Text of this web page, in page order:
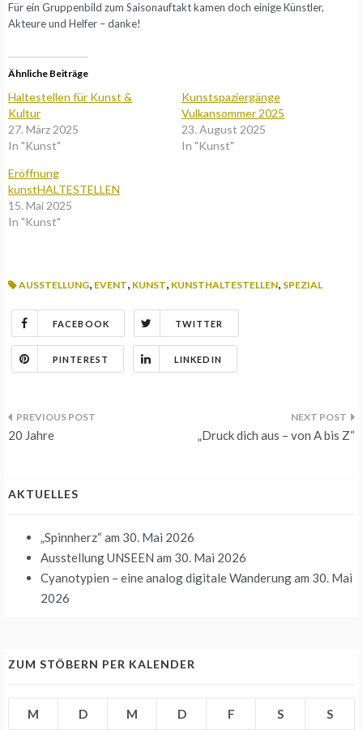
Für ein Gruppenbild zum Saisonauftakt kamen doch einige Künstler,
Akteure und Helfer – danke!
Ähnliche Beiträge
Haltestellen für Kunst &
Kultur
27. März 2025
In "Kunst"
Kunstspaziergänge
Vulkansommer 2025
23. August 2025
In "Kunst"
Eröffnung
kunstHALTESTELLEN
15. Mai 2025
In "Kunst"
AUSSTELLUNG, EVENT, KUNST, KUNSTHALTESTELLEN, SPEZIAL
FACEBOOK TWITTER
PINTEREST LINKEDIN
Beitrags-
20 Jahre „Druck dich aus – von A bis Z“
AKTUELLES
„Spinnherz“ am 30. Mai 2026
Ausstellung UNSEEN am 30. Mai 2026
Cyanotypien – eine analog digitale Wanderungam 30. Mai
2026
ZUM STÖBERN PER KALENDER
M D M D F S
S